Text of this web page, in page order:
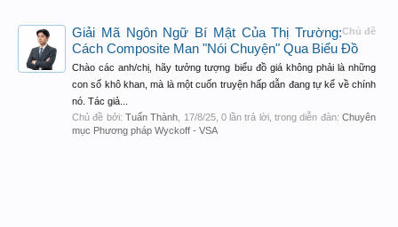
Chủ đề
Giải Mã Ngôn Ngữ Bí Mật Của Thị Trường:
Cách Composite Man "Nói Chuyện" Qua Biểu Đồ
Chào các anh/chị, hãy tưởng tượng biểu đồ giá không phải là những
con số khô khan, mà là một cuốn truyện hấp dẫn đang tự kể về chính
nó. Tác giả...
Chủ đề bởi: Tuấn Thành 17/8/25, 0 lần trả lời, trong diễn đàn:Chuyên
mục Phương pháp Wyckoff - VSA